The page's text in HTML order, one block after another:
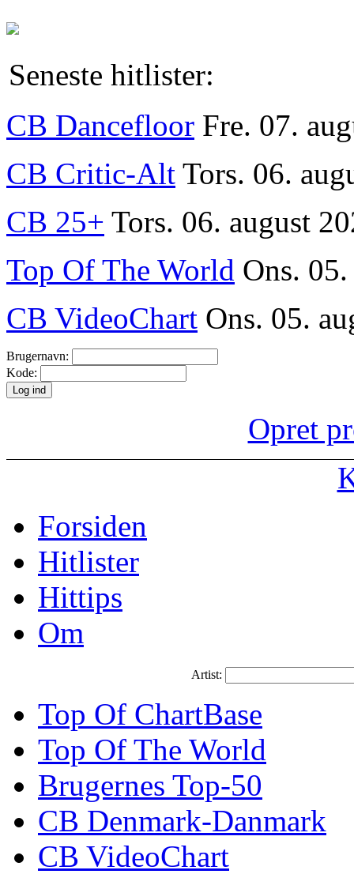
Seneste hitlister:
CB Dancefloor Fre. 07.
CB Critic-Alt Tors. 06.
CB 25+ Tors. 06. august
Top Of The World Ons.
CB VideoChart Ons. 05.
Brugernavn:
Kode:
Opret
Forsiden
Hitlister
Hittips
Om
Artist:
Top Of ChartBase
Top Of The World
Brugernes Top-50
CB Denmark-Danmark
CB VideoChart